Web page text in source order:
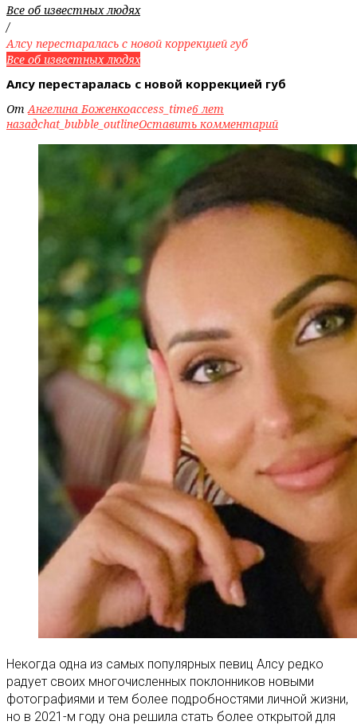
Все об известных людях
/
Алсу перестаралась с новой коррекцией губ
Все об известных людях
Алсу перестаралась с новой коррекцией губ
ОтАнгелина Боженкоaccess_time6 лет
назадchat_bubble_outlineОставить комментарий
Некогда одна из самых популярных певиц Алсу редко
радует своих многочисленных поклонников новыми
фотографиями и тем более подробностями личной жизни,
но в 2021-м году она решила стать более открытой для